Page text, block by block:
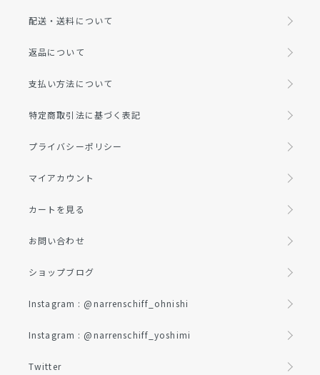
配送・送料について
返品について
支払い方法について
特定商取引法に基づく表記
プライバシーポリシー
マイアカウント
カートを見る
お問い合わせ
ショップブログ
Instagram : @narrenschiff_ohnishi
Instagram : @narrenschiff_yoshimi
Twitter